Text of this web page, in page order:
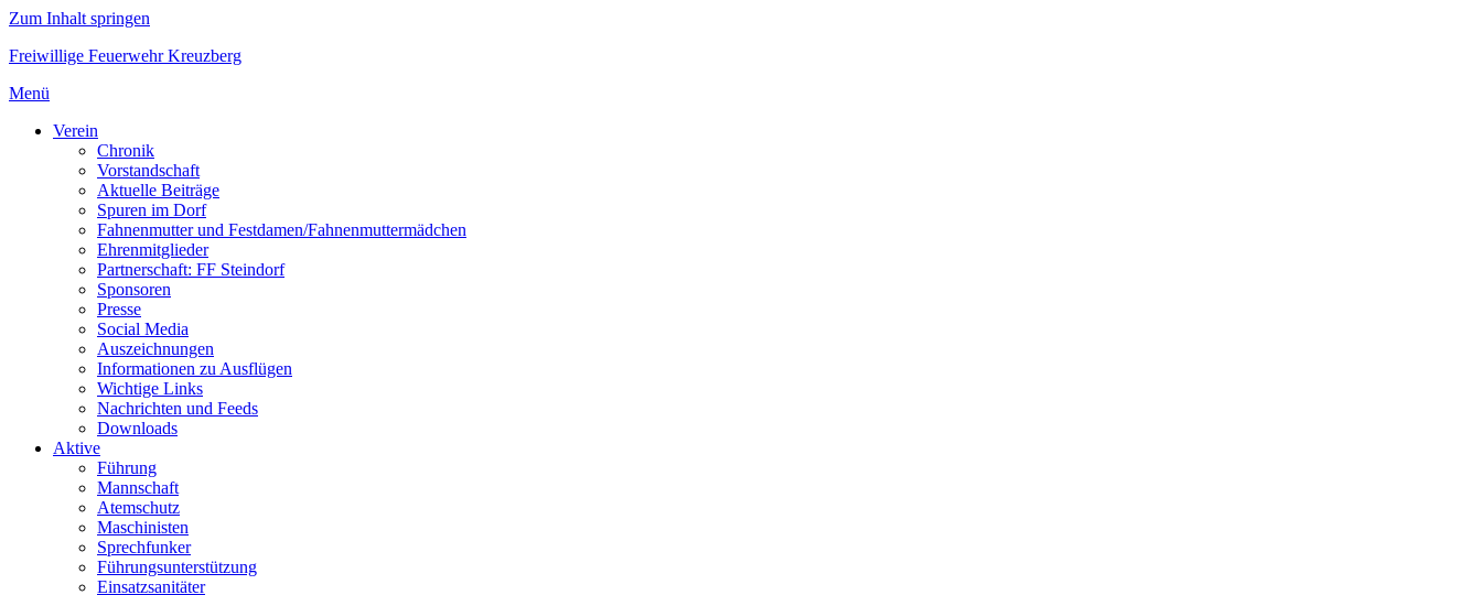
Zum Inhalt springen
Freiwillige Feuerwehr Kreuzberg
Menü
Verein
Chronik
Vorstandschaft
Aktuelle Beiträge
Spuren im Dorf
Fahnenmutter und Festdamen/Fahnenmuttermädchen
Ehrenmitglieder
Partnerschaft: FF Steindorf
Sponsoren
Presse
Social Media
Auszeichnungen
Informationen zu Ausflügen
Wichtige Links
Nachrichten und Feeds
Downloads
Aktive
Führung
Mannschaft
Atemschutz
Maschinisten
Sprechfunker
Führungsunterstützung
Einsatzsanitäter